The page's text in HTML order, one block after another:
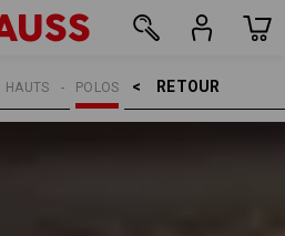
RETOUR    >
POLOS
HAUTS